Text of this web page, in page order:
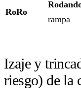
RoRo
rampa
Izaje y
riesgo) de la